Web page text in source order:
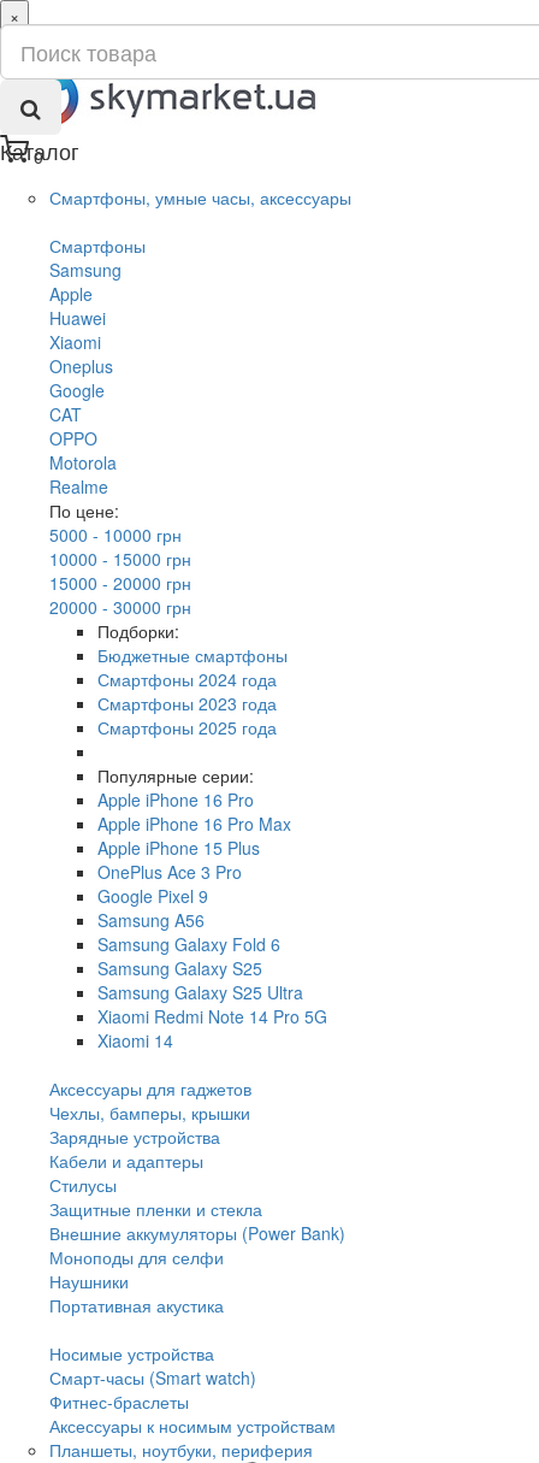
0
×
ru
ua
Каталог
Смартфоны, умные часы, аксессуары
Смартфоны
Samsung
Apple
Huawei
Xiaomi
Oneplus
Google
CAT
OPPO
Motorola
Realme
По цене:
5000 - 10000 грн
10000 - 15000 грн
15000 - 20000 грн
20000 - 30000 грн
Подборки:
Бюджетные смартфоны
Смартфоны 2024 года
Смартфоны 2023 года
Смартфоны 2025 года
Популярные серии:
Apple iPhone 16 Pro
Apple iPhone 16 Pro Max
Apple iPhone 15 Plus
OnePlus Ace 3 Pro
Google Pixel 9
Samsung A56
Samsung Galaxy Fold 6
Samsung Galaxy S25
Samsung Galaxy S25 Ultra
Xiaomi Redmi Note 14 Pro 5G
Xiaomi 14
Аксессуары для гаджетов
Чехлы, бамперы, крышки
Зарядные устройства
Кабели и адаптеры
Стилусы
Защитные пленки и стекла
Внешние аккумуляторы (Power Bank)
Моноподы для селфи
Наушники
Портативная акустика
Носимые устройства
Смарт-часы (Smart watch)
Фитнес-браслеты
Аксессуары к носимым устройствам
Планшеты, ноутбуки, периферия